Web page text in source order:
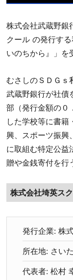
株式会社武蔵野銀
クール の発行す
いのちから』」を
むさしのＳＤＧｓ
武蔵野銀行が社債
部（発行金額の０
した学校等に書籍
興、スポーツ振興
に取組む特定公益
贈や金銭寄付を行
株式会社埼英ス
発行企業: 株
所在地: さい
代表者: 松村